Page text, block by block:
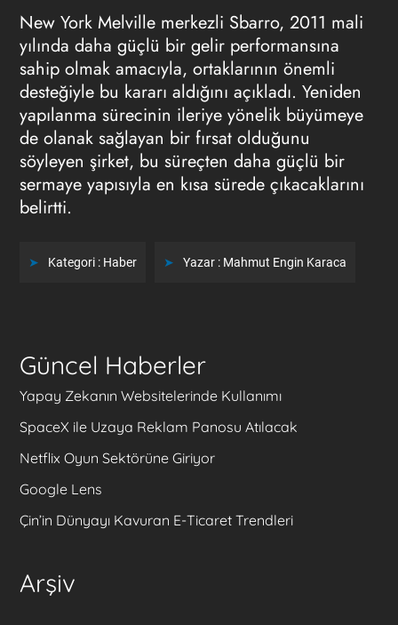
New York Melville merkezli Sbarro, 2011 mali
yılında daha güçlü bir gelir performansına
sahip olmak amacıyla, ortaklarının önemli
desteğiyle bu kararı aldığını açıkladı. Yeniden
yapılanma sürecinin ileriye yönelik büyümeye
de olanak sağlayan bir fırsat olduğunu
söyleyen şirket, bu süreçten daha güçlü bir
sermaye yapısıyla en kısa sürede çıkacaklarını
belirtti.
Kategori : Haber Yazar : Mahmut Engin Karaca
Güncel Haberler
Yapay Zekanın Websitelerinde Kullanımı
SpaceX ile Uzaya Reklam Panosu Atılacak
Netflix Oyun Sektörüne Giriyor
Google Lens
Çin’in Dünyayı Kavuran E-Ticaret Trendleri
Arşiv